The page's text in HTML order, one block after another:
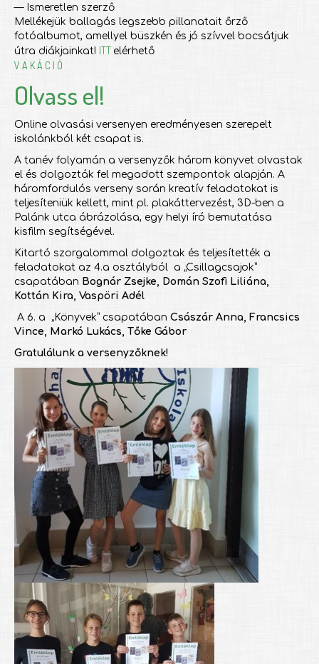
— Ismeretlen szerző
Mellékejük ballagás legszebb pillanatait őrző
fotóalbumot, amellyel büszkén és jó szívvel bocsátjuk
útra diákjainkat! ITT elérhető
V A K Á C I Ó
Olvass el!
Online olvasási versenyen eredményesen szerepelt
iskolánkból két csapat is.
A tanév folyamán a versenyzők három könyvet olvastak
el és dolgozták fel megadott szempontok alapján. A
háromfordulós verseny során kreatív feladatokat is
teljesíteniük kellett, mint pl. plakáttervezést, 3D-ben a
Palánk utca ábrázolása, egy helyi író bemutatása
kisfilm segítségével.
Kitartó szorgalommal dolgoztak és teljesítették a
feladatokat az 4.a osztályból a „Csillagcsajok”
csapatában Bognár Zsejke, Domán Szofi Liliána,
Kottán Kira, Vaspöri Adél
A 6. a „Könyvek” csapatában Császár Anna, Francsics
Vince, Markó Lukács, Tőke Gábor
Gratulálunk a versenyzőknek!